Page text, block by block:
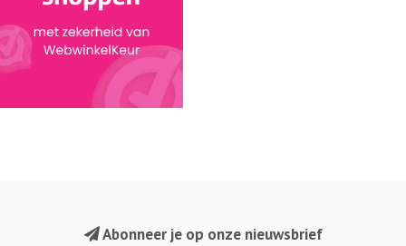
Abonneer je op onze nieuwsbrief